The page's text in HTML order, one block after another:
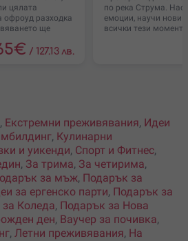
цялата
офроуд разходка
ще
€ / 127.13 лв.
по река Струма.
емоции, научи нови
всички тези
, Екстремни преживявания, Идеи
, Кулинарни
и уикенди, Спорт и Фитнес,
, За трима, За четирима,
за мъж, Подарък за
за ергенско парти, Подарък за
Коледа, Подарък за Нова
ден, Ваучер за почивка,
, Летни преживявания, На